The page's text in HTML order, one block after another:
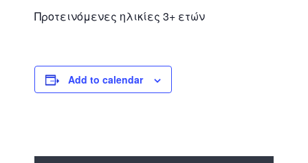
Προτεινόμενες ηλικίες 3+ ετών
Add to calendar